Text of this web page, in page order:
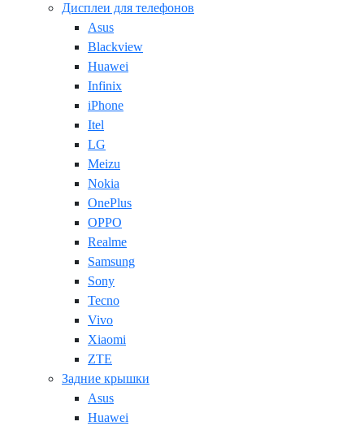
Дисплеи для телефонов
Asus
Blackview
Huawei
Infinix
iPhone
Itel
LG
Meizu
Nokia
OnePlus
OPPO
Realme
Samsung
Sony
Tecno
Vivo
Xiaomi
ZTE
Задние крышки
Asus
Huawei